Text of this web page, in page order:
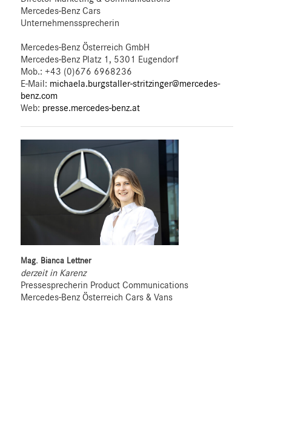
Mercedes-Benz Cars
Unternehmenssprecherin
Mercedes-Benz Österreich GmbH
Mercedes-Benz Platz 1, 5301 Eugendorf
Mob.:+43 (0)676 6968236
E-Mail: michaela.burgstaller-stritzinger@mercedes-
benz.com
Web: presse.mercedes-benz.at
Mag. Bianca Lettner
derzeit in Karenz
Pressesprecherin Product Communications
Mercedes-Benz Österreich Cars & Vans